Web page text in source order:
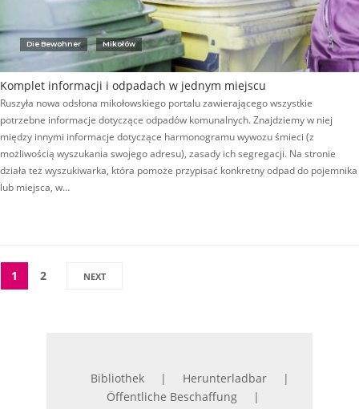
Die Bewohner Mikołów
Komplet informacji i odpadach w jednym miejscu
Ruszyła nowa odsłona mikołowskiego portalu zawierającego wszystkie
potrzebne informacje dotyczące odpadów komunalnych. Znajdziemy w niej
między innymi informacje dotyczące harmonogramu wywozu śmieci (z
możliwością wyszukania swojego adresu), zasady ich segregacji. Na stronie
działa też wyszukiwarka, która pomoże przypisać konkretny odpad do pojemnika
lub miejsca, w…
1 2 NEXT
Bibliothek
Herunterladbar
Öffentliche Beschaffung